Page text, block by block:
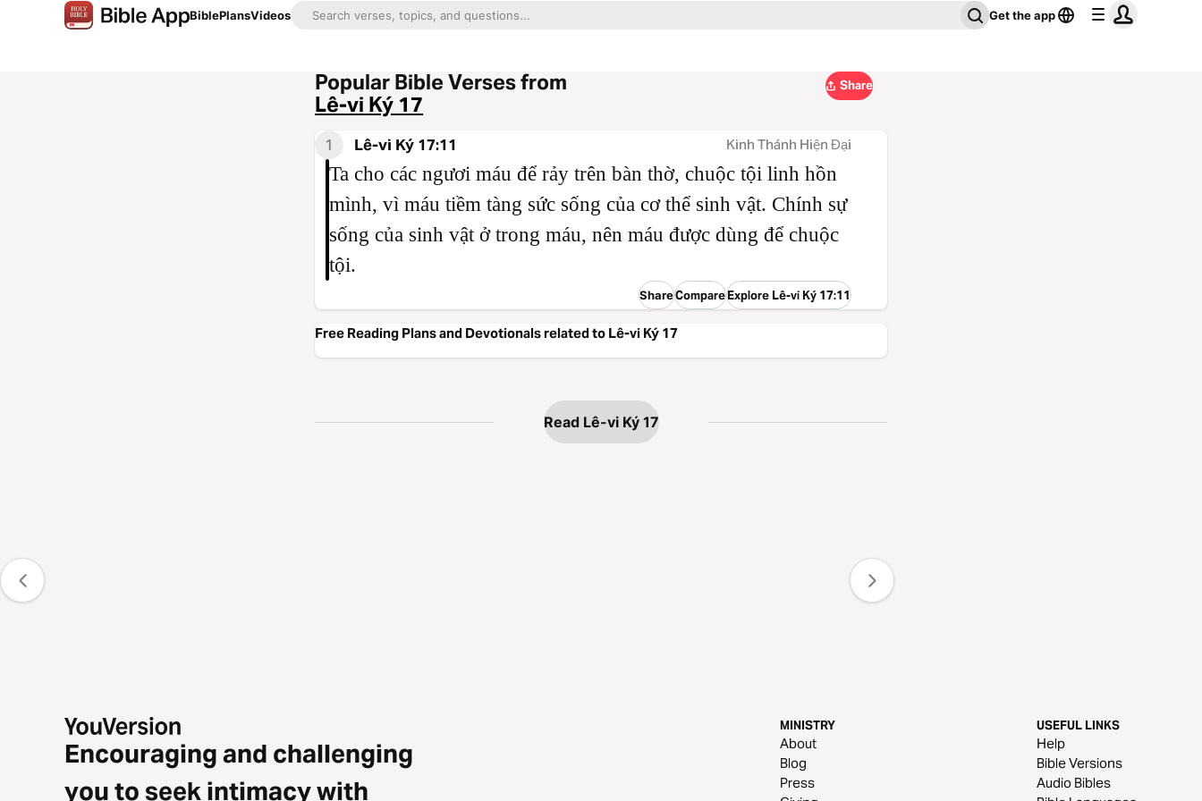
BiblePlansVideos Get the app
Popular Bible Verses from
Lê-vi Ký 17
Share
1 Lê-vi Ký 17:11 Kinh Thánh Hiện Đại
Ta cho các ngươi máu để rảy trên bàn thờ, chuộc tội linh hồn
mình, vì máu tiềm tàng sức sống của cơ thể sinh vật. Chính sự
sống của sinh vật ở trong máu, nên máu được dùng để chuộc
tội.
ShareCompareExplore Lê-vi Ký 17:11
Free Reading Plans and Devotionals related to Lê-vi Ký 17
Read Lê-vi Ký 17
Encouraging and challenging
you to seek intimacy with
MINISTRY
About
Blog
Press
USEFUL LINKS
Help
Bible Versions
Audio Bibles